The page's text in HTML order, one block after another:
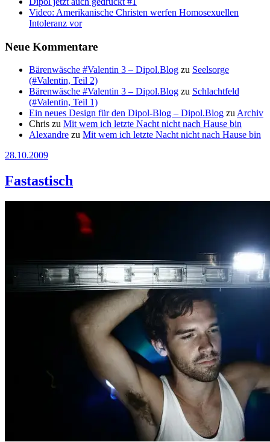
Video: Amerikanische Christen werfen Homosexuellen
Intoleranz vor
Neue Kommentare
Bärenwäsche #Valentin 3 – Dipol.Blog zu Seelsorge
(#Valentin, Teil 2)
Bärenwäsche #Valentin 3 – Dipol.Blog zu Schlachtfeld
(#Valentin, Teil 1)
Ein neues Design für den Dipol-Blog – Dipol.Blog zuArchiv
Chris zu Mit wem ich letzte Nacht nicht nach Hause bin
Alexandre zu Mit wem ich letzte Nacht nicht nach Hause bin
28.10.2009
Fastastisch